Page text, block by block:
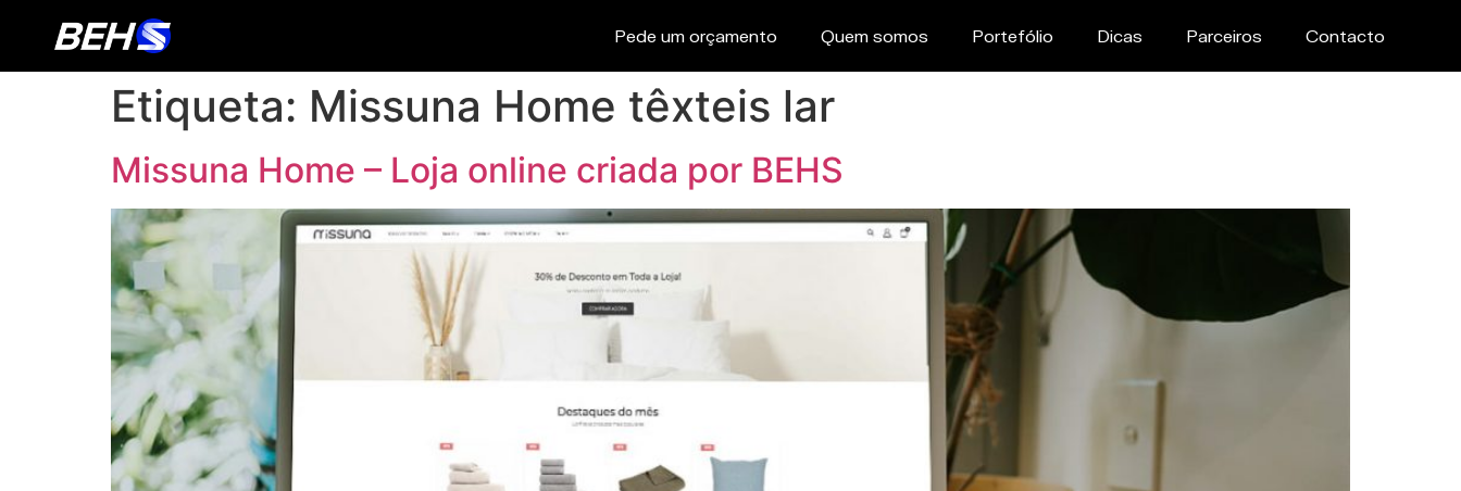
Pede um orçamento Quem somos Portefólio Dicas Parceiros Contacto
Etiqueta: Missuna Home têxteis lar
Missuna Home – Loja online criada por BEHS